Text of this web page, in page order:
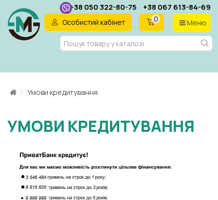
+38 050 322-80-75 +38 067 613-84-69
Меню
0
Особистий кабінет
UA
Умови кредитування
УМОВИ КРЕДИТУВАННЯ